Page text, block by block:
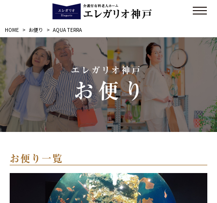
HOME > お便り > AQUA TERRA
エレガリオ神戸
お便り
お便り一覧